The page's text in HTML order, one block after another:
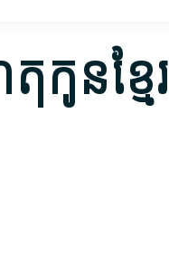
នខ្មែរ